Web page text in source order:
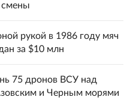
смены
рукой в 1986 году мяч
за $10 млн
75 дронов ВСУ над
и Черным морями